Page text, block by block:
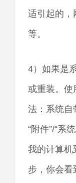
适引起的，
等。
4）如果是
或重装。使
法：系统自
“附件”/“系统
我的计算机
步，你会看